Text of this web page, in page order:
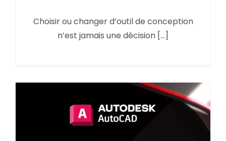
Pourquoi utiliser Autodesk Revit
en 2026 ?
Choisir ou changer d’outil de conception
n’est jamais une décision [...]